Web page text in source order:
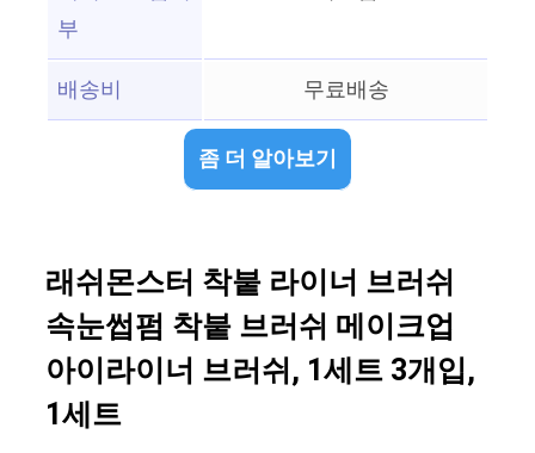
부
배송비 무료배송
좀 더 알아보기
래쉬몬스터 착붙 라이너 브러쉬
속눈썹펌 착붙 브러쉬 메이크업
아이라이너 브러쉬, 1세트 3개입,
1세트